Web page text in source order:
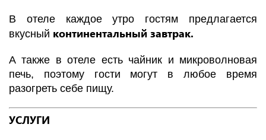
В отеле каждое утро гостям предлагается
вкусный континентальный завтрак.
А также в отеле есть чайник и микроволновая
печь, поэтому гости могут в любое время
разогреть себе пищу.
УСЛУГИ